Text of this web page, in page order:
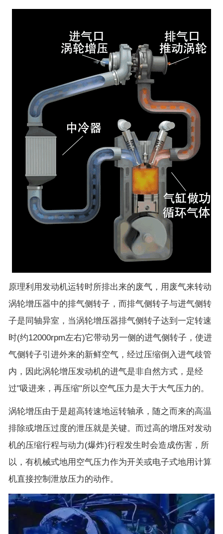
原理利用发动机运转时所排出来的废气，用废气来转动
涡轮增压器中的排气侧转子，而排气侧转子与进气侧转
子是同轴异室，当涡轮增压器排气侧转子达到一定转速
时(约12000rpm左右)它带动另一侧的进气侧转子，使进
气侧转子引进外来的新鲜空气，经过压缩倒入进气歧管
内，因此涡轮增压发动机的进气是非自然方式，是经
过"吸进来，再压缩"所以空气压力是大于大气压力的。
涡轮增压由于是超高转速地运转轴承，随之而来的高温
排除或增压过度的泄压就是关键。而过高的增压对发动
机的压缩行程与动力(爆炸)行程发生时会造成伤害，所
以，有机械式地用空气压力作为开关或电子式地用计算
机直接控制泄放压力的动作。